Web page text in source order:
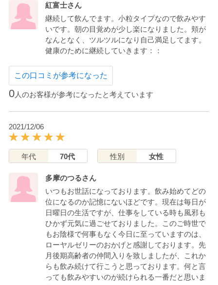
紅富士さん
継続して飲んでます。小粒タイプなので飲みやす
いです。朝の目覚めが少し楽になりました。頬が
なんとなく、ツルツルになり自己満足してます。
健康のために継続していきます：：
この口コミが参考になった
0人のお客様が参考になったと考えています
2021/12/06
年代 70代 性別 女性
多摩のつるさん
いつもお世話になっております。飲み始めてどの
位になるのか記憶にないほどです。現在は毎日が
日曜日の生活ですが、仕事をしている時も風邪も
ひかず元気に過ごせておりました。このご時世で
もお陰様で何事もなく今日に至っていますのは、
ローヤルゼリーのおかげと感謝しております。先
月後期高齢者の仲間入りを致しましたが、これか
らも飲み続けて行こうと思っております。何と言
っても飲みやすいのが続けられる一番だと思いま